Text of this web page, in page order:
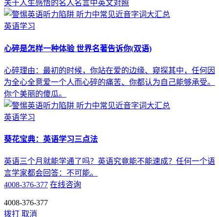
关于人生感悟的名人名言中英文对照
英语学习
心碎是怎样一种体验 世界名著告诉你(双语)
心碎理由：最初的时候，你站在爱的边缘、窥探其中，任何因
为全心全意爱一个人而心碎的痛苦、你都认为自己能够承受。
你个美丽的傻瓜。
英语学习
葵花宝典：英语学习三点法
英语三个月就能学通了吗？英语究竟能不能速成？任何一个语
言学家都会回答：不可能。
4008-376-377 在线咨询
4008-376-377
拨打 取消